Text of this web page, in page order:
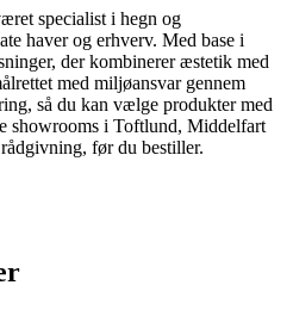
specialist i hegn og
haver og erhverv. Med base i
der kombinerer æstetik med
med miljøansvar gennem
så du kan vælge produkter med
showrooms i Toftlund, Middelfart
før du bestiller.